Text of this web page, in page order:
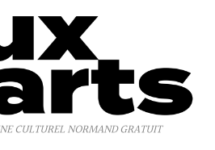
CULTUREL NORMAND GRATUIT